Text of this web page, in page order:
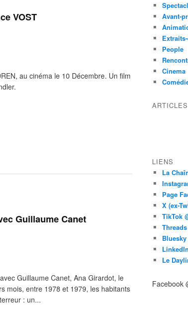
VOST
au cinéma le 10 Décembre. Un film
Guillaume Canet
Guillaume Canet, Ana Girardot, le
mois, entre 1978 et 1979, les habitants
: un...
Avant-
People
Cinema
LIENS
La
Page
X (ex-
TikTok
Le
Facebook